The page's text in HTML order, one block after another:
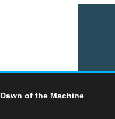
of the Machine